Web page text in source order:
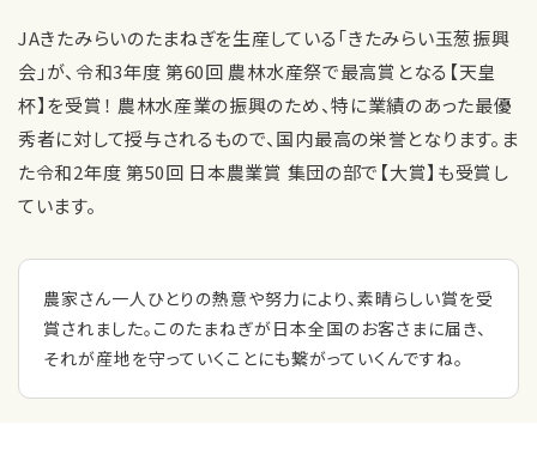
JAきたみらいのたまねぎを生産している「きたみらい玉葱振興
会」が、令和3年度 第60回 農林水産祭で最高賞となる【天皇
杯】を受賞！ 農林水産業の振興のため、特に業績のあった最優
秀者に対して授与されるもので、国内最高の栄誉となります。ま
た令和2年度 第50回 日本農業賞 集団の部で【大賞】も受賞し
ています。
農家さん一人ひとりの熱意や努力により、素晴らしい賞を受
賞されました。このたまねぎが日本全国のお客さまに届き、
それが産地を守っていくことにも繋がっていくんですね。